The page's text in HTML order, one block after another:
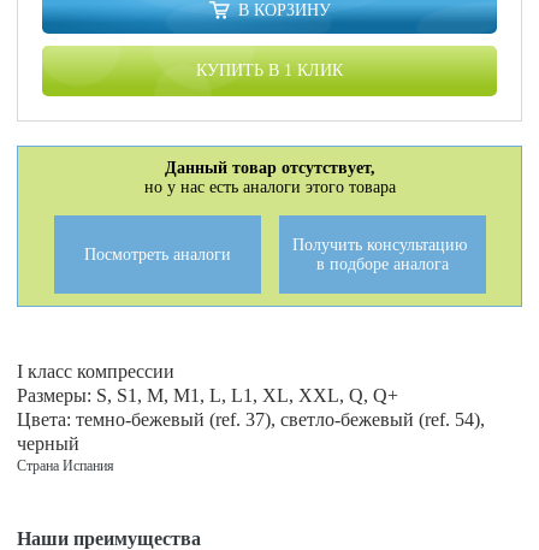
В КОРЗИНУ
КУПИТЬ В 1 КЛИК
Данный товар отсутствует,
но у нас есть аналоги этого товара
Посмотреть аналоги
Получить консультацию
в подборе аналога
I класс компрессии
Размеры: S, S1, M, M1, L, L1, XL, ХХL, Q, Q+
Цвета: темно-бежевый (ref. 37), светло-бежевый (ref. 54),
черный
Страна Испания
Наши преимущества